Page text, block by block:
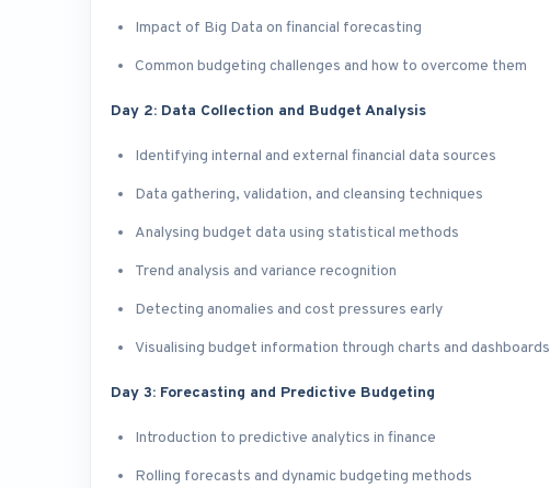
Impact of Big Data on financial forecasting
Common budgeting challenges and how to overcome them
Day 2: Data Collection and Budget Analysis
Identifying internal and external financial data sources
Data gathering, validation, and cleansing techniques
Analysing budget data using statistical methods
Trend analysis and variance recognition
Detecting anomalies and cost pressures early
Visualising budget information through charts and dashboards
Day 3: Forecasting and Predictive Budgeting
Introduction to predictive analytics in finance
Rolling forecasts and dynamic budgeting methods